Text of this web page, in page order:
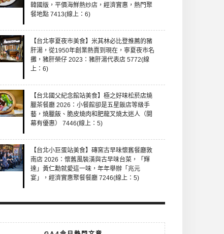
韓國版，平價海鮮熱炒店，經濟實惠，熱門聚
餐地點 7413(線上：6)
【台北寧夏夜市美食】米其林必比登推薦的豬
肝湯，從1950年創業熱賣到現在，寧夏夜市名
攤，豬肝榮仔 2023：豬肝湯代表店 5772(線
上：6)
【台北國父紀念館站美食】極之好味松菸店燒
臘茶餐廳 2026：小餐館卻是五星飯店等級手
藝，燒臘飯、脆皮燒肉和肥龍叉燒太迷人（開
幕有優惠） 7446(線上：5)
【台北小巨蛋站美食】磚窯古早味懷舊餐廳敦
南店 2026：懷舊風裝潢與古早味台菜，「輝
達」黃仁勳就愛這一味，年年舉辦「兆元
宴」，經濟實惠聚餐餐廳 7246(線上：5)